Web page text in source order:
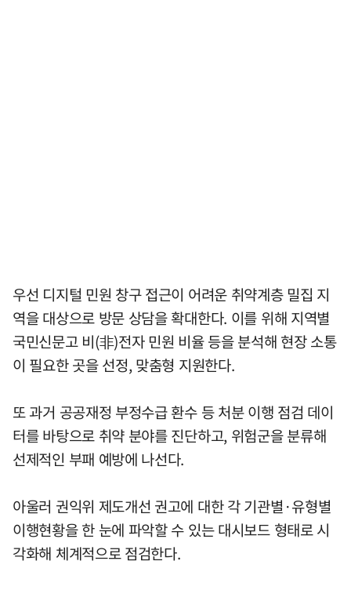
우선 디지털 민원 창구 접근이 어려운 취약계층 밀집 지
역을 대상으로 방문 상담을 확대한다. 이를 위해 지역별
국민신문고 비(非)전자 민원 비율 등을 분석해 현장 소통
이 필요한 곳을 선정, 맞춤형 지원한다.
또 과거 공공재정 부정수급 환수 등 처분 이행 점검 데이
터를 바탕으로 취약 분야를 진단하고, 위험군을 분류해
선제적인 부패 예방에 나선다.
아울러 권익위 제도개선 권고에 대한 각 기관별·유형별
이행현황을 한 눈에 파악할 수 있는 대시보드 형태로 시
각화해 체계적으로 점검한다.